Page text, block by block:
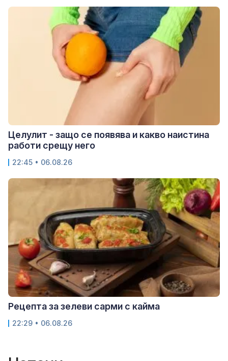
Целулит - защо се появява и какво наистина
работи срещу него
22:45 • 06.08.26
Рецепта за зелеви сарми с кайма
22:29 • 06.08.26